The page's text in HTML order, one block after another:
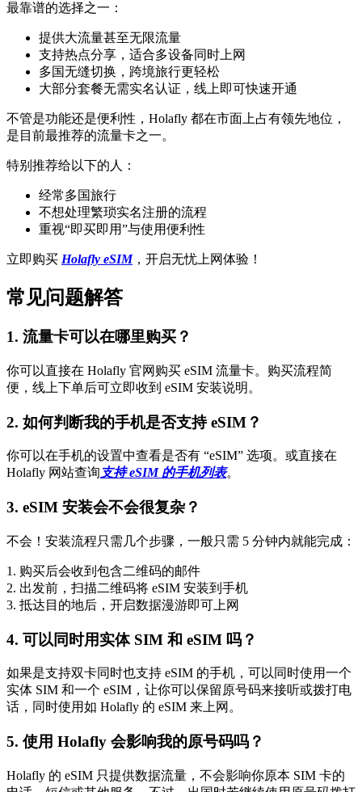
最靠谱的选择之一：
提供大流量甚至无限流量
支持热点分享，适合多设备同时上网
多国无缝切换，跨境旅行更轻松
大部分套餐无需实名认证，线上即可快速开通
不管是功能还是便利性，Holafly 都在市面上占有领先地位，
是目前最推荐的流量卡之一。
特别推荐给以下的人：
经常多国旅行
不想处理繁琐实名注册的流程
重视“即买即用”与使用便利性
立即购买 Holafly eSIM，开启无忧上网体验！
常见问题解答
1. 流量卡可以在哪里购买？
你可以直接在 Holafly 官网购买 eSIM 流量卡。购买流程简
便，线上下单后可立即收到 eSIM 安装说明。
2. 如何判断我的手机是否支持 eSIM？
你可以在手机的设置中查看是否有 “eSIM” 选项。或直接在
Holafly 网站查询 支持 eSIM 的手机列表。
3. eSIM 安装会不会很复杂？
不会！安装流程只需几个步骤，一般只需 5 分钟内就能完成：
1. 购买后会收到包含二维码的邮件
2. 出发前，扫描二维码将 eSIM 安装到手机
3. 抵达目的地后，开启数据漫游即可上网
4. 可以同时用实体 SIM 和 eSIM 吗？
如果是支持双卡同时也支持 eSIM 的手机，可以同时使用一个
实体 SIM 和一个 eSIM，让你可以保留原号码来接听或拨打电
话，同时使用如 Holafly 的 eSIM 来上网。
5. 使用 Holafly 会影响我的原号码吗？
Holafly 的 eSIM 只提供数据流量，不会影响你原本 SIM 卡的